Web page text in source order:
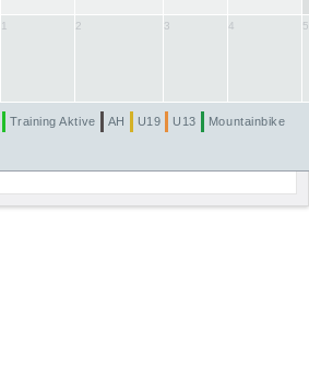
1 2 3 4 5
Training Aktive AH U19 U13 Mountainbike